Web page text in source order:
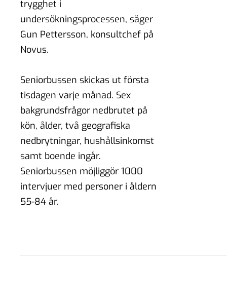
trygghet i
undersökningsprocessen, säger
Gun Pettersson, konsultchef på
Novus.
Seniorbussen skickas ut första
tisdagen varje månad. Sex
bakgrundsfrågor nedbrutet på
kön, ålder, två geografiska
nedbrytningar, hushållsinkomst
samt boende ingår.
Seniorbussen möjliggör 1000
intervjuer med personer i åldern
55-84 år.